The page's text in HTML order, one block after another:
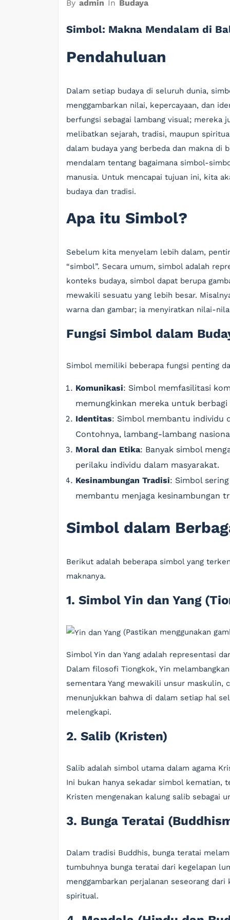
By admin In Budaya
Simbol: Makna Mendalam di
Pendahuluan
Dalam setiap budaya di seluruh dunia,
menggambarkan nilai, kepercayaan, dan
berfungsi sebagai lambang visual; mereka
melibatkan sejarah, tradisi, maupun
dalam budaya yang berbeda dan makna di
mendalam tentang bagaimana simbol-
manusia. Untuk mencapai tujuan ini, kita
budaya dan tradisi.
Apa itu Simbol?
Sebelum kita menyelam lebih dalam,
“simbol”. Secara umum, simbol adalah
konteks budaya, simbol dapat berupa
mewakili sesuatu yang lebih besar.
warna dan gambar; ia menyiratkan nilai-
Fungsi Simbol dalam
Simbol memiliki beberapa fungsi penting
Komunikasi: Simbol memfasilitasi
memungkinkan mereka untuk berbagi
Identitas: Simbol membantu individu
Contohnya, lambang-lambang
Moral dan Etika: Banyak simbol
perilaku individu dalam masyarakat.
Kesinambungan Tradisi: Simbol
membantu menjaga kesinambungan
Simbol dalam
Berikut adalah beberapa simbol yang
maknanya.
1. Simbol Yin dan Yang
(Pastikan menggunakan
Simbol Yin dan Yang adalah representasi
Dalam filosofi Tiongkok, Yin
sementara Yang mewakili unsur maskulin,
menunjukkan bahwa di dalam setiap hal
melengkapi.
2. Salib (Kristen)
Salib adalah simbol utama dalam agama
Ini bukan hanya sekadar simbol kematian,
Kristen mengenakan kalung salib sebagai
3. Bunga Teratai
Dalam tradisi Buddhis, bunga teratai
tumbuhnya bunga teratai dari kegelapan
menggambarkan perjalanan seseorang
spiritual.